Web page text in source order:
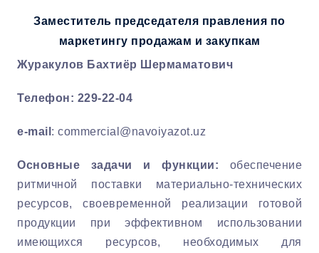
Заместитель председателя правления по
маркетингу продажам и закупкам
Журакулов Бахтиёр Шермаматович
Телефон: 229-22-04
e-mail : commercial@navoiyazot.uz
Основные задачи и функции: обеспечение
ритмичной поставки материально-технических
ресурсов, своевременной реализации готовой
продукции при эффективном использовании
имеющихся ресурсов, необходимых для